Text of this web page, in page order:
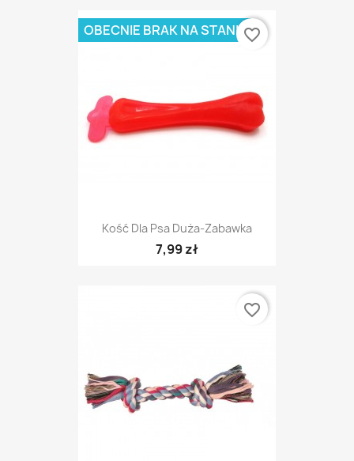
Kość Dla Psa Duża-Zabawka
7,99 zł
OBECNIE BRAK NA STANIEfavorite_border
favorite_border